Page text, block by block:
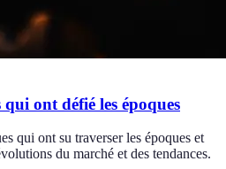
ont défié les époques
qui ont su traverser les époques et
du marché et des tendances.